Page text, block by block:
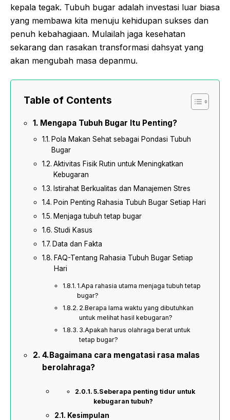
kepala tegak. Tubuh bugar adalah investasi luar biasa
yang membawa kita menuju kehidupan sukses dan
penuh kebahagiaan. Mulailah jaga kesehatan
sekarang dan rasakan transformasi dahsyat yang
akan mengubah masa depanmu.
Table of Contents
Mengapa Tubuh Bugar Itu Penting?
Pola Makan Sehat sebagai Pondasi Tubuh
Bugar
Aktivitas Fisik Rutin untuk Meningkatkan
Kebugaran
Istirahat Berkualitas dan Manajemen Stres
Poin Penting Rahasia Tubuh Bugar Setiap Hari
Menjaga tubuh tetap bugar
Studi Kasus
Data dan Fakta
FAQ-Tentang Rahasia Tubuh Bugar Setiap
Hari
1.Apa rahasia utama menjaga tubuh tetap
bugar?
2.Berapa lama waktu yang dibutuhkan
untuk melihat hasil kebugaran?
3.Apakah harus olahraga berat untuk
tetap bugar?
4.Bagaimana cara mengatasi rasa malas
berolahraga?
5.Seberapa penting tidur untuk
kebugaran tubuh?
Kesimpulan